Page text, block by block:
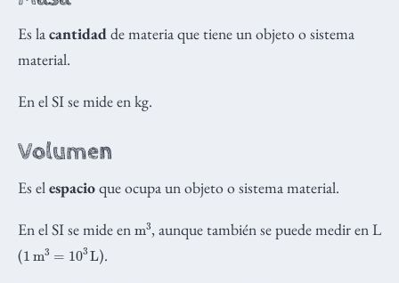
Es lacantidadde materia que tiene un objeto o sistema
material.
En el SI se mide en kg.
Volumen
Es elespacioque ocupa un objeto o sistema material.
En el SI se mide en
, aunque también se puede medir en L
(1 3= 3 L ).